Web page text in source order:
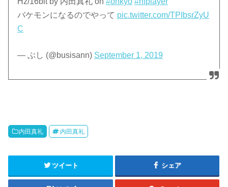
バケモンになるのでやって pic.twitter.com/TPIbsrZyU
C
— ぶし (@busisann) September 1, 2019
内田真礼 内田真礼
ツイート シェア